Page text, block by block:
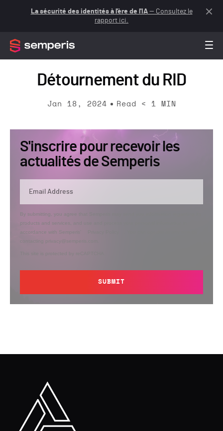
La sécurité des identités à l'ère de l'IA— Consultez le
rapport ici.
Détournement du RID
Jan 18, 2024 Read < 1 MIN
S'inscrire pour recevoir les
actualités de Semperis
By submitting, you agree that Semperis may send you information regarding its
products and services, and use and process your personal information in
accordance with Semperis’
contacting privacy@semperis.com.
This site is protected by reCAPTCHA.
SUBMIT